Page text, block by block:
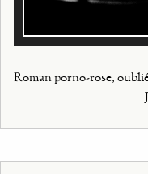
Roman porno-rose,